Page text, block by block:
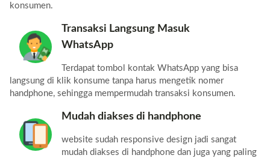
konsumen.
Transaksi Langsung Masuk
WhatsApp
Terdapat tombol kontak WhatsApp yang bisa
langsung di klik konsume tanpa harus mengetik nomer
handphone, sehingga mempermudah transaksi konsumen.
Mudah diakses di handphone
website sudah responsive design jadi sangat
mudah diakses di handphone dan juga yang paling